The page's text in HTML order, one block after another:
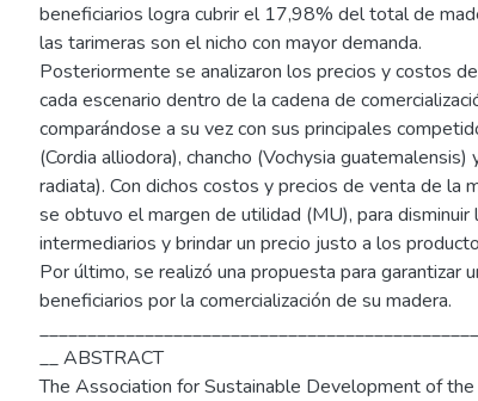
beneficiarios logra cubrir el 17,98% del total de
las tarimeras son el nicho con mayor demanda.
Posteriormente se analizaron los precios y costos
cada escenario dentro de la cadena de
comparándose a su vez con sus principales
(Cordia alliodora), chancho (Vochysia
radiata). Con dichos costos y precios de venta de la
se obtuvo el margen de utilidad (MU), para
intermediarios y brindar un precio justo a los
Por último, se realizó una propuesta para garantizar
beneficiarios por la comercialización de su madera.
__ ABSTRACT
The Association for Sustainable Development of